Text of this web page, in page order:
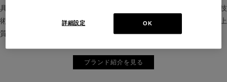
具ブランド。ヨーロッパの家具文化と日本の美意識を融合し、素材や技
術を活かした持続可能で洗練されたインテリアを提案。長く愛される上
質な暮らしを届けます。
ブランド紹介を見る
OK
詳細設定